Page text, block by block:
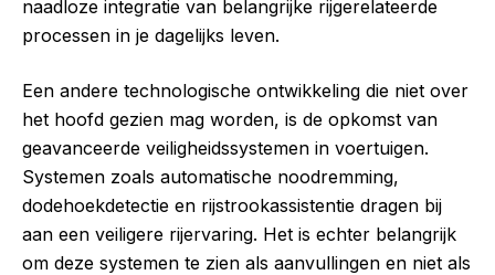
naadloze integratie van belangrijke rijgerelateerde
processen in je dagelijks leven.
Een andere technologische ontwikkeling die niet over
het hoofd gezien mag worden, is de opkomst van
geavanceerde veiligheidssystemen in voertuigen.
Systemen zoals automatische noodremming,
dodehoekdetectie en rijstrookassistentie dragen bij
aan een veiligere rijervaring. Het is echter belangrijk
om deze systemen te zien als aanvullingen en niet als